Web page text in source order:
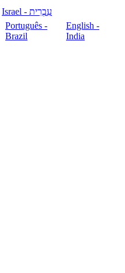
עִבְרִית - Israel
Português -
Brazil
English -
India